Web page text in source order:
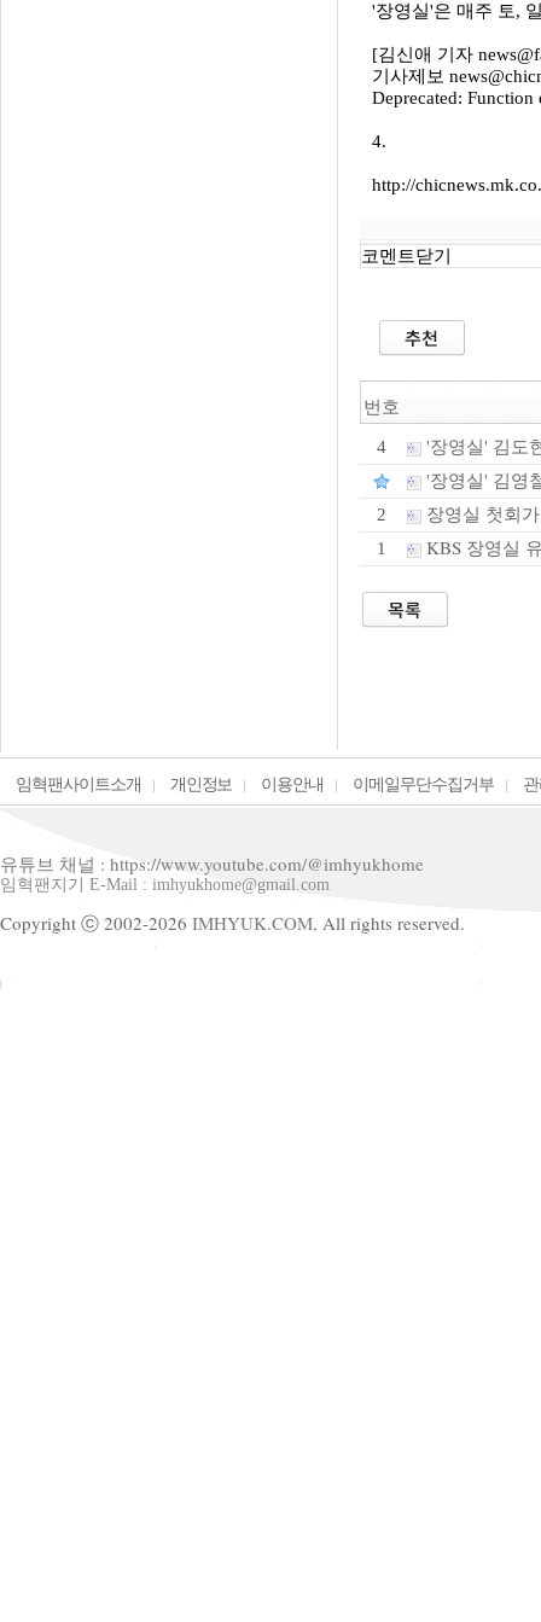
'장영실'은 매주 토,
[김신애 기자
기사제보
Deprecated:
4.
http://
코멘트닫기
번호
4
'장영실' 김도
'장영실' 김영
2 장영실 첫회
1 KBS 장영실
임혁팬사이트소개 개인정보 이용안내 이메일무단수집거부
유튜브 채널 : https://www.youtube.com/@imhyukhome
임혁팬지기 E-Mail : imhyukhome@gmail.com
Copyright ⓒ 2002-2026 IMHYUK.COM, All rights reserved.